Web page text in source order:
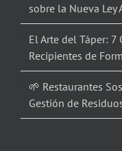
sobre la Nueva Ley
El Arte del Táper: 7
Recipientes de
🌱 Restaurantes
Gestión de